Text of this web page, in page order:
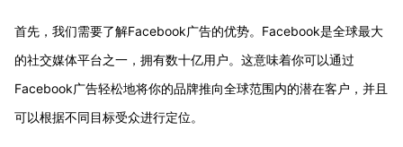
首先，我们需要了解Facebook广告的优势。Facebook是全球最大
的社交媒体平台之一，拥有数十亿用户。这意味着你可以通过
Facebook广告轻松地将你的品牌推向全球范围内的潜在客户，并且
可以根据不同目标受众进行定位。